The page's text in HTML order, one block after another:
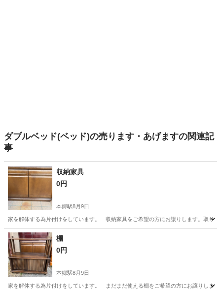
ダブルベッド(ベッド)の売ります・あげますの関連記
事
収納家具
0円
本郷駅8月9日
家を解体する為片付けをしています。 収納家具をご希望の方にお譲りします。取り
愛知 名古屋市 棚
0円
本郷駅8月9日
家を解体する為片付けをしています。 まだまだ使える棚をご希望の方にお譲りしま